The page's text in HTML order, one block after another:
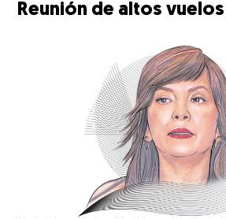
Reunión de altos vuelos